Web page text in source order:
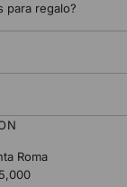
para regalo?